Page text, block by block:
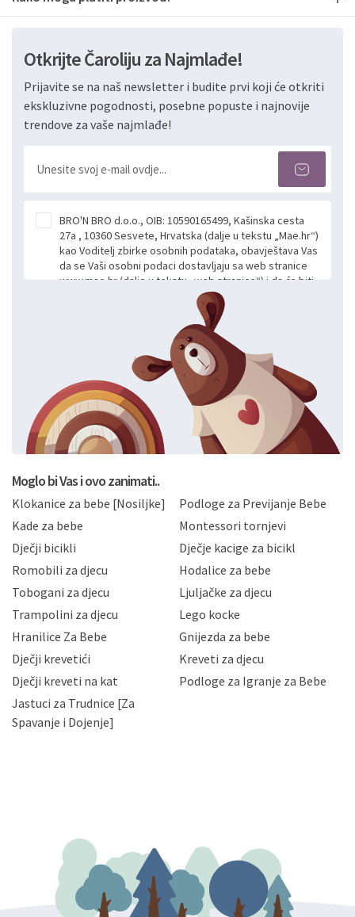
Otkrijte Čaroliju za Najmlađe!
Prijavite se na naš newsletter i budite prvi koji će otkriti
ekskluzivne pogodnosti, posebne popuste i najnovije
trendove za vaše najmlađe!
BRO'N BRO d.o.o., OIB: 10590165499, Kašinska cesta
27a , 10360 Sesvete, Hrvatska (dalje u tekstu „Mae.hr“)
kao Voditelj zbirke osobnih podataka, obavještava Vas
da se Vaši osobni podaci dostavljaju sa web stranice
www.mae.hr (dalje u tekstu „web stranice“) i da će biti
obrađeni. Prihvaćanjem ove Izjave smatra se da
slobodno i izričito dajete privolu za prikupljanje i daljnju
obradu Vaših osobnih podataka koje ustupate Mae.hr
putem ovih web stranica u svrhu odgovora i daljnje
komunikacije na Vaš upit poslan kroz kontakt obrazac.
Radi se o dobrovoljnom davanju podataka te ovu
Izjavu niste dužni prihvatiti odnosno niste dužni unositi
svoje osobne podatke u jednu od prijavnih
formi/obrazaca dostupnih na ovim web stranicama.
BRO'N BRO d.o.o. će s Vašim osobnim podacima
postupati sukladno Općoj uredbi o zaštiti podataka
privatnosti i kolačića koju možete pročitati ovdje i
Hrvatske, a uvijek uz primjenu odgovarajućih tehničkih i
sigurnosnih mjera zaštite osobnih podataka od
neovlaštenog pristupa, zlouporabe, otkrivanja,
gubitka ili uništenja. Mae.hr štiti privatnost svojih
korisnika i posjetitelja web stranica, čuva povjerljivost
Vaših osobnih podataka te omogućava pristup i
priopćavanje osobnih podataka samo onim svojim
zaposlenicima kojima su isti potrebni radi provedbe
slučajevima koji su dozvoljeni zakonima. Napominjemo
da možete u svako doba, u potpunosti ili djelomice,
zatražiti prestanak aktivnosti obrade Vaših osobnih
podataka. Opoziv privole možete podnijeti poštom na
gore navedenu adresu ili e-mailom na adresu:
Moglo bi Vas i ovo zanimati..
Klokanice za bebe [Nosiljke]
Podloge za Previjanje Bebe
Kade za bebe
Montessori tornjevi
Dječji bicikli
Dječje kacige za bicikl
Romobili za djecu
Hodalice za bebe
Tobogani za djecu
Ljuljačke za djecu
Trampolini za djecu
Lego kocke
Hranilice Za Bebe
Gnijezda za bebe
Dječji krevetići
Kreveti za djecu
Dječji kreveti na kat
Podloge za Igranje za Bebe
Jastuci za Trudnice [Za
Spavanje i Dojenje]